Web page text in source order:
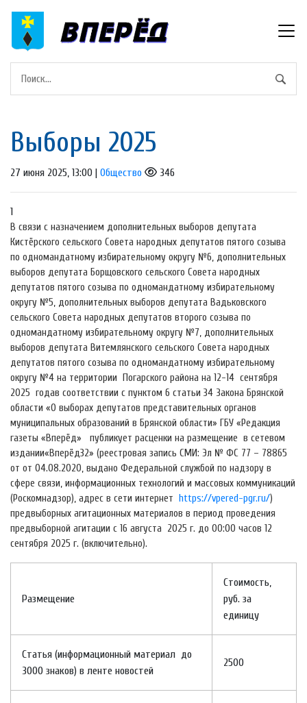
Выборы 2025
27 июня 2025, 13:00 | Общество 346
1
В связи с назначением дополнительных выборов депутата
Кистёрского сельского Совета народных депутатов пятого созыва
по одномандатному избирательному округу №6, дополнительных
выборов депутата Борщовского сельского Совета народных
депутатов пятого созыва по одномандатному избирательному
округу №5, дополнительных выборов депутата Вадьковского
сельского Совета народных депутатов второго созыва по
одномандатному избирательному округу №7, дополнительных
выборов депутата Витемлянского сельского Совета народных
депутатов пятого созыва по одномандатному избирательному
округу №4 на территории Погарского района на 12-14 сентября
2025 годав соответствии с пунктом 6 статьи 34 Закона Брянской
области «О выборах депутатов представительных органов
муниципальных образований в Брянской области» ГБУ «Редакция
газеты «Вперёд» публикует расценки на размещение в сетевом
издании«Вперёд32» (реестровая запись СМИ: Эл № ФС 77 – 78865
от от 04.08.2020, выдано Федеральной службой по надзору в
сфере связи, информационных технологий и массовых коммуникаций
(Роскомнадзор), адрес в сети интернет
https://vpered-pgr.ru/)
предвыборных агитационных материалов в период проведения
предвыборной агитации с 16 августа 2025 г. до 00:00 часов 12
сентября 2025 г. (включительно).
Размещение
Стоимость,
руб. за
единицу
Статья (информационный материал до
3000 знаков) в ленте новостей
2500